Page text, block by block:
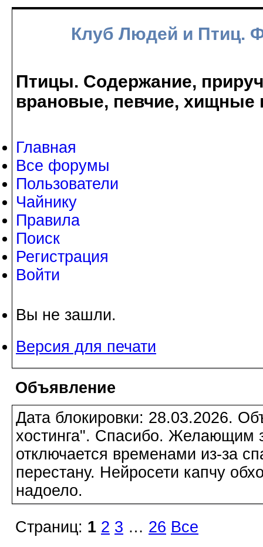
Клуб Людей и Птиц.
Птицы. Содержание,
врановые, певчие, хищные
Главная
Все форумы
Пользователи
Чайнику
Правила
Поиск
Регистрация
Войти
Вы не зашли.
Версия для печати
Объявление
Дата блокировки: 28.03.2026.
хостинга". Спасибо. Желающим
отключается временами из-за
перестану. Нейросети капчу
надоело.
Страниц: 1 2 3 … 26 Все